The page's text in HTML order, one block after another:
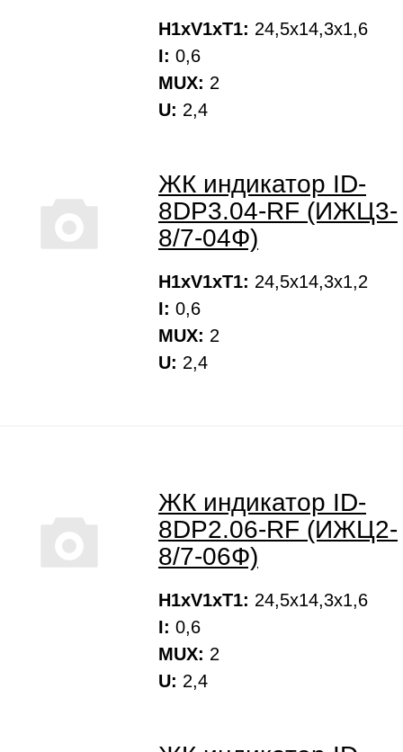
H1xV1xT1: 24,5х14,3х1,6
I: 0,6
MUX: 2
U: 2,4
ЖК индикатор ID-
8DP3.04-RF (ИЖЦ3-
8/7-04Ф)
H1xV1xT1: 24,5х14,3х1,2
I: 0,6
MUX: 2
U: 2,4
ЖК индикатор ID-
8DP2.06-RF (ИЖЦ2-
8/7-06Ф)
H1xV1xT1: 24,5х14,3х1,6
I: 0,6
MUX: 2
U: 2,4